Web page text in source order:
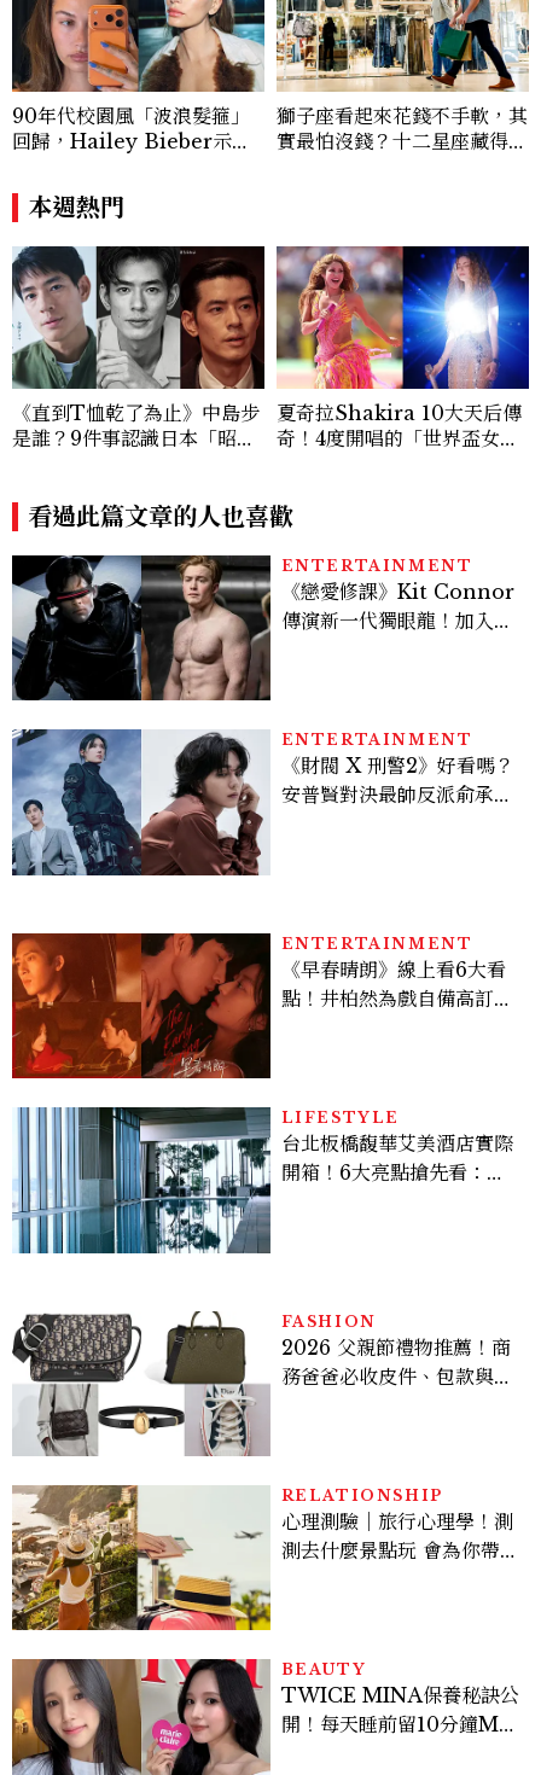
貌與生活品味風格的無限可能。
90年代校園風「波浪髮箍」
回歸，Hailey Bieber示範
u髮箍未開賣先爆紅！
獅子座看起來花錢不手軟，其
實最怕沒錢？十二星座藏得最
本週熱門
《直到T恤乾了為止》中島步
是誰？9件事認識日本「昭和
夏奇拉Shakira 10大天后傳
奇！4度開唱的「世界盃女
看過此篇文章的人也喜歡
ENTERTAINMENT
《戀愛修課》Kit Connor
傳演新一代獨眼龍！加入新
ENTERTAINMENT
《財閥 X 刑警2》好看嗎？
安普賢對決最帥反派俞承
ENTERTAINMENT
《早春晴朗》線上看6大看
點！井柏然為戲自備高訂，
LIFESTYLE
台北板橋馥華艾美酒店實際
開箱！6大亮點搶先看：新
FASHION
2026 父親節禮物推薦！商
務爸爸必收皮件、包款與鞋
RELATIONSHIP
心理測驗｜旅行心理學！測
測去什麼景點玩 會為你帶來
BEAUTY
TWICE MINA保養秘訣公
開！每天睡前留10分鐘ME